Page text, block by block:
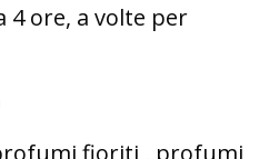
4 ore, a volte per
fioriti , profumi